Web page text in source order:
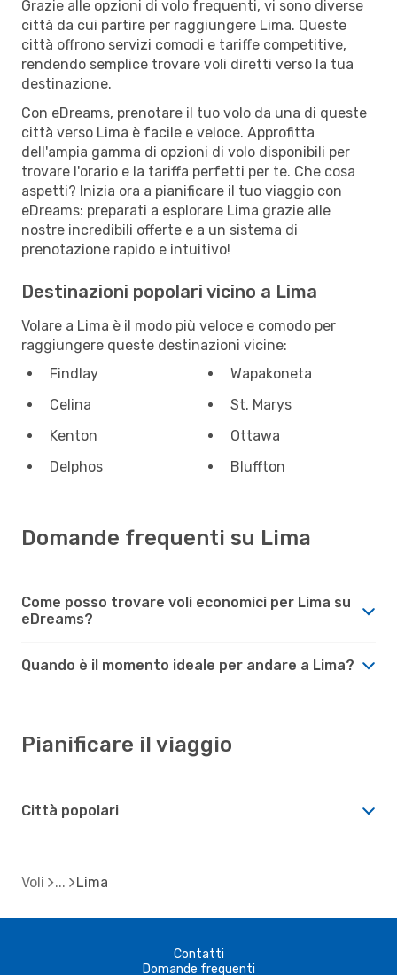
Grazie alle opzioni di volo frequenti, vi sono diverse
città da cui partire per raggiungere Lima. Queste
città offrono servizi comodi e tariffe competitive,
rendendo semplice trovare voli diretti verso la tua
destinazione.
Con eDreams, prenotare il tuo volo da una di queste
città verso Lima è facile e veloce. Approfitta
dell'ampia gamma di opzioni di volo disponibili per
trovare l'orario e la tariffa perfetti per te. Che cosa
aspetti? Inizia ora a pianificare il tuo viaggio con
eDreams: preparati a esplorare Lima grazie alle
nostre incredibili offerte e a un sistema di
prenotazione rapido e intuitivo!
Destinazioni popolari vicino a Lima
Volare a Lima è il modo più veloce e comodo per
raggiungere queste destinazioni vicine:
Findlay
Wapakoneta
Celina
St. Marys
Kenton
Ottawa
Delphos
Bluffton
Domande frequenti su Lima
Come posso trovare voli economici per Lima su
eDreams?
Quando è il momento ideale per andare a Lima?
Pianificare il viaggio
Città popolari
Voli Lima
Contatti
Domande frequenti